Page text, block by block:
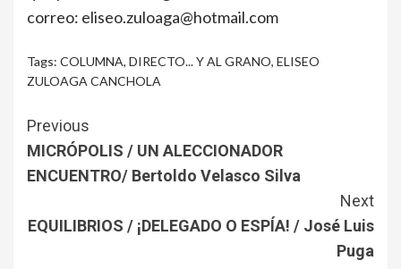
correo: eliseo.zuloaga@hotmail.com
Tags: COLUMNA, DIRECTO... Y AL GRANO, ELISEO
ZULOAGA CANCHOLA
Continue
Reading
Previous
MICRÓPOLIS / UN ALECCIONADOR
ENCUENTRO/ Bertoldo Velasco Silva
Next
EQUILIBRIOS / ¡DELEGADO O ESPÍA! / José Luis
Puga